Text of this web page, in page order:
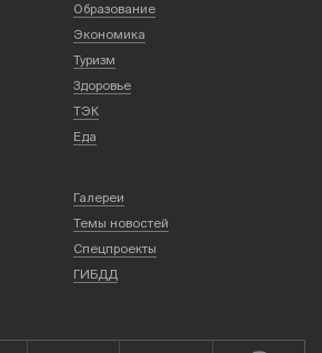
Образование
Экономика
Туризм
Здоровье
ТЭК
Еда
Галереи
Темы новостей
Спецпроекты
ГИБДД